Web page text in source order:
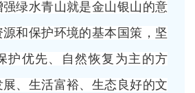
绿水青山就是金山银山的意
和保护环境的基本国策，坚
护优先、自然恢复为主的方
、生活富裕、生态良好的文